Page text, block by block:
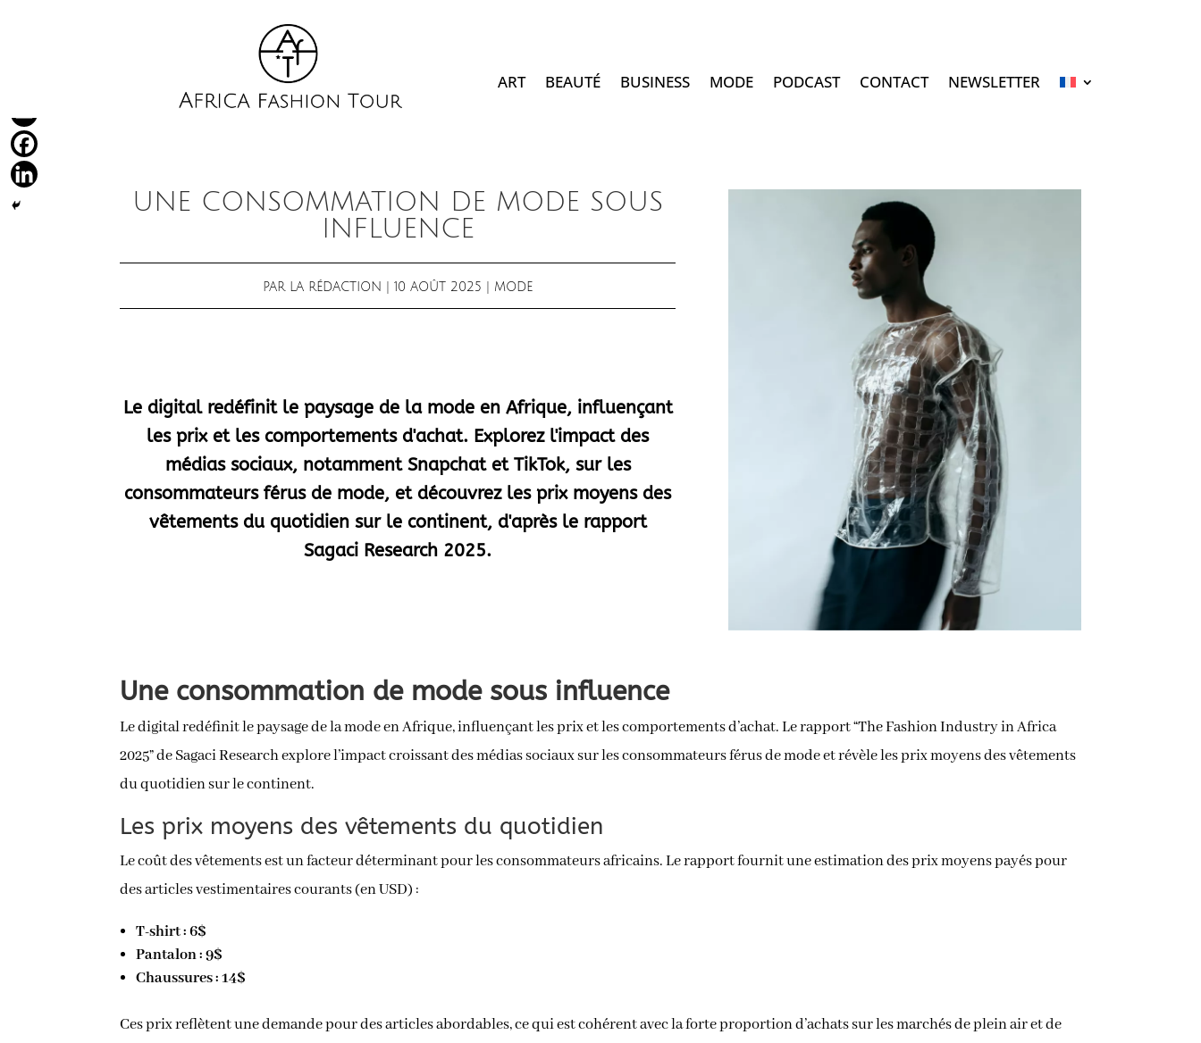
ART BEAUTÉ BUSINESS MODE PODCAST CONTACT NEWSLETTER
UNE CONSOMMATION DE MODE SOUS
INFLUENCE
PAR LA RÉDACTION |10 AOÛT 2025 MODE
Le digital redéfinit le paysage de la mode en Afrique, influençant
les prix et les comportements d'achat. Explorez l'impact des
médias sociaux, notamment Snapchat et TikTok, sur les
consommateurs férus de mode, et découvrez les prix moyens des
vêtements du quotidien sur le continent, d'après le rapport
Sagaci Research 2025.
Une consommation de mode sous influence
Le digital redéfinit le paysage de la mode en Afrique, influençant les prix et les comportements d’achat. Le rapport “The Fashion Industry in Africa
2025” de Sagaci Research explore l’impact croissant des médias sociaux sur les consommateurs férus de mode et révèle les prix moyens des vêtements
du quotidien sur le continent.
Les prix moyens des vêtements du quotidien
Le coût des vêtements est un facteur déterminant pour les consommateurs africains. Le rapport fournit une estimation des prix moyens payés pour
des articles vestimentaires courants (en USD) :
T-shirt : 6$
Pantalon : 9$
Chaussures : 14$
Ces prix reflètent une demande pour des articles abordables, ce qui est cohérent avec la forte proportion d’achats sur les marchés de plein air et de